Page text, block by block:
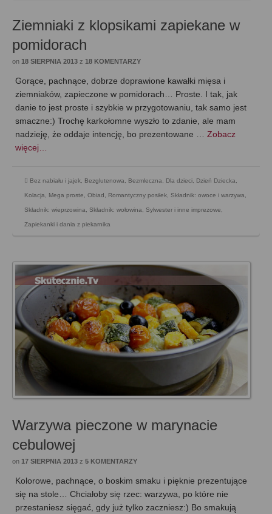
Ziemniaki z klopsikami zapiekane w
pomidorach
on 18 SIERPNIA 2013 z 18 KOMENTARZY
Gorące, pachnące, dobrze doprawione kawałki mięsa i
ziemniaków, zapieczone w pomidorach… Proste. I tak, jak
danie to jest proste i szybkie w przygotowaniu, tak samo jest
smaczne:) Trochę karkołomne wyszło to zdanie, ale mam
nadzieję, że oddaje intencję, bo prezentowane … Zobacz
więcej…
Bez nabiału i jajek, Bezglutenowa, Bezmleczna, Dla dzieci, Dzień Dziecka,
Kolacja, Mega proste, Obiad , Romantyczny posiłek, Składnik: owoce i warzywa,
Składnik: wieprzowina, Składnik: wołowina, Sylwester i inne imprezowe,
Zapiekanki i dania z piekarnika
Warzywa pieczone w marynacie
cebulowej
on 17 SIERPNIA 2013 z 5 KOMENTARZY
Kolorowe, pachnące, o boskim smaku i pięknie prezentujące
się na stole… Chciałoby się rzec: warzywa, po które nie
przestaniesz sięgać, gdy już tylko zaczniesz:) Bo smakują